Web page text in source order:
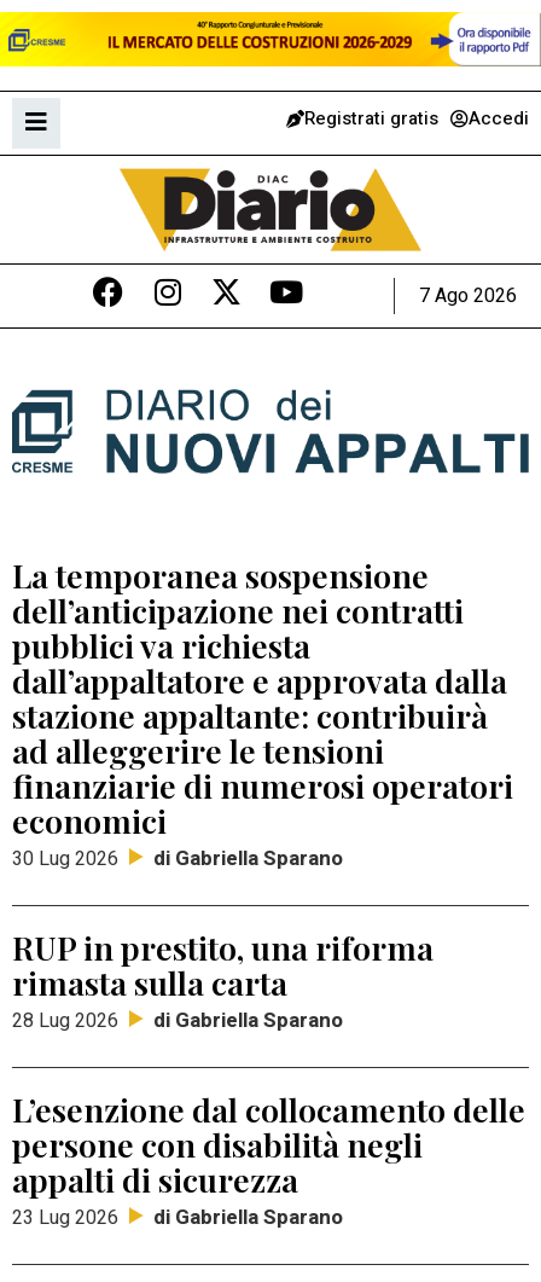
Registrati gratis Accedi
7 Ago 2026
La temporanea sospensione
dell’anticipazione nei contratti
pubblici va richiesta
dall’appaltatore e approvata dalla
stazione appaltante: contribuirà
ad alleggerire le tensioni
finanziarie di numerosi operatori
economici
30 Lug 2026 di Gabriella Sparano
RUP in prestito, una riforma
rimasta sulla carta
28 Lug 2026 di Gabriella Sparano
L’esenzione dal collocamento delle
persone con disabilità negli
appalti di sicurezza
23 Lug 2026 di Gabriella Sparano